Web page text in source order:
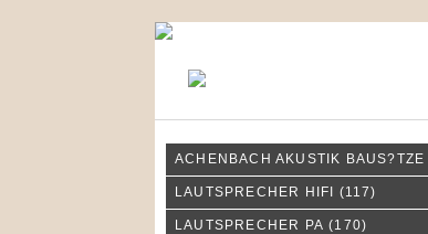
ACHENBACH AKUSTIK BAUS?TZE
LAUTSPRECHER HIFI (117)
LAUTSPRECHER PA (170)